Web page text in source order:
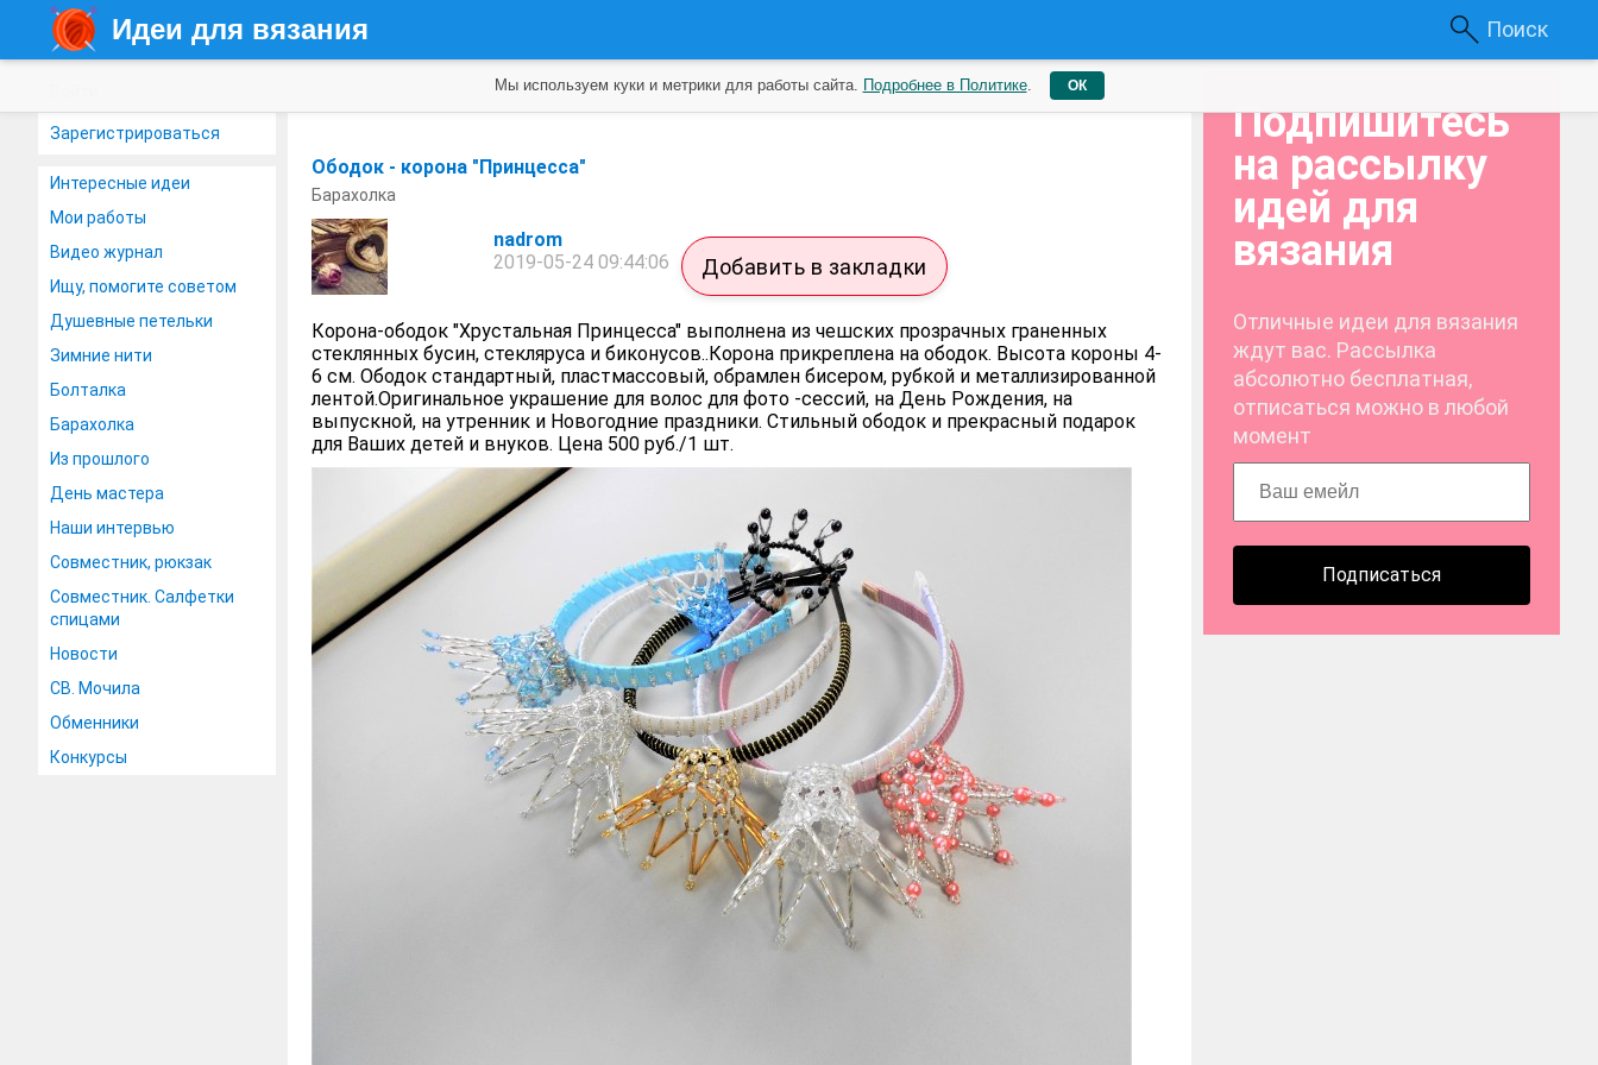
Идеи для вязания Поиск
Зарегистрироваться
Интересные идеи
Мои работы
Видео журнал
Ищу, помогите советом
Душевные петельки
Зимние нити
Болталка
Барахолка
Из прошлого
День мастера
Наши интервью
Совместник, рюкзак
Совместник. Салфетки
спицами
Новости
СВ. Мочила
Обменники
Конкурсы
Ободок - корона "Принцесса"
Барахолка
nadrom
2019-05-24 09:44:06
Добавить в закладки
Корона-ободок "Хрустальная Принцесса" выполнена из чешских прозрачных граненных
стеклянных бусин, стекляруса и биконусов..Корона прикреплена на ободок. Высота короны 4-
6 см. Ободок стандартный, пластмассовый, обрамлен бисером, рубкой и металлизированной
лентой.Оригинальное украшение для волос для фото -сессий, на День Рождения, на
выпускной, на утренник и Новогодние праздники. Стильный ободок и прекрасный подарок
для Ваших детей и внуков. Цена 500 руб./1 шт.
Подпишитесь
на рассылку
идей для
вязания
Отличные идеи для вязания
ждут вас. Рассылка
абсолютно бесплатная,
отписаться можно в любой
момент
Подписаться
Мы используем куки и метрики для работы сайта. Подробнее в Политике. ОК